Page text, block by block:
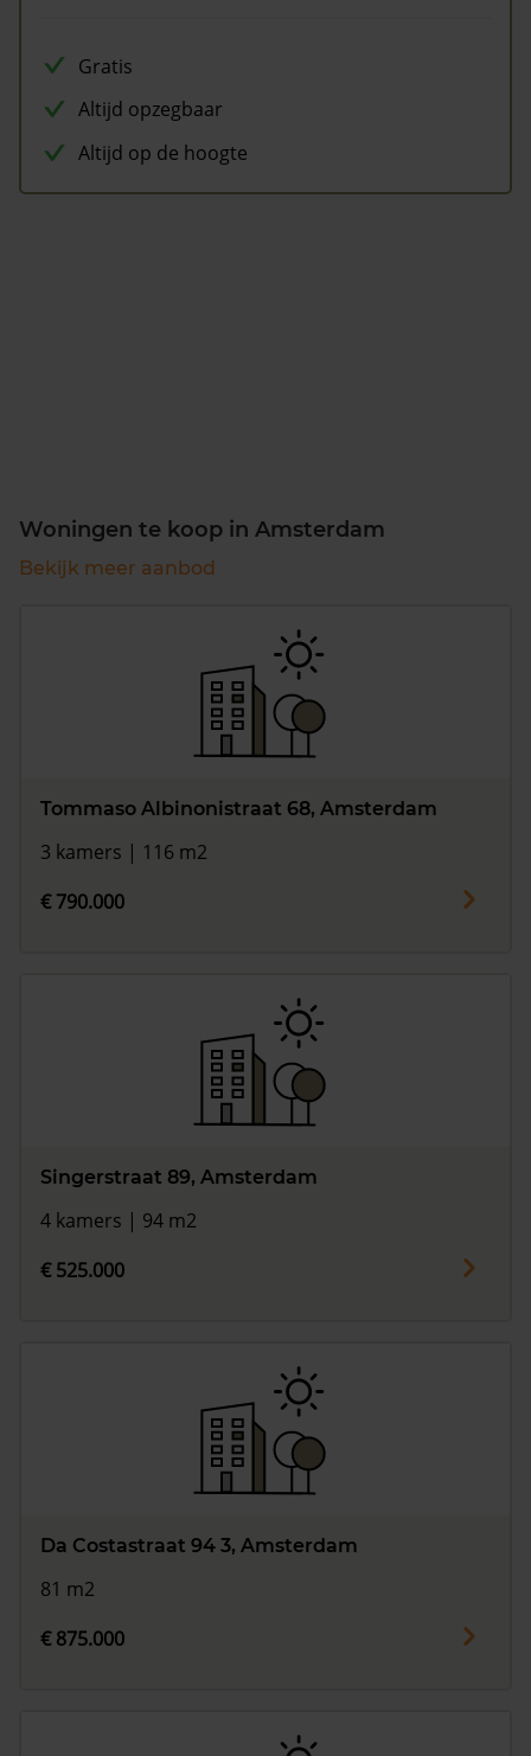
Gratis
Altijd opzegbaar
Altijd op de hoogte
Woningen te koop in Amsterdam
Bekijk meer aanbod
Tommaso Albinonistraat 68, Amsterdam
3 kamers | 116 m2
€ 790.000
Singerstraat 89, Amsterdam
4 kamers | 94 m2
€ 525.000
Da Costastraat 94 3, Amsterdam
81 m2
€ 875.000